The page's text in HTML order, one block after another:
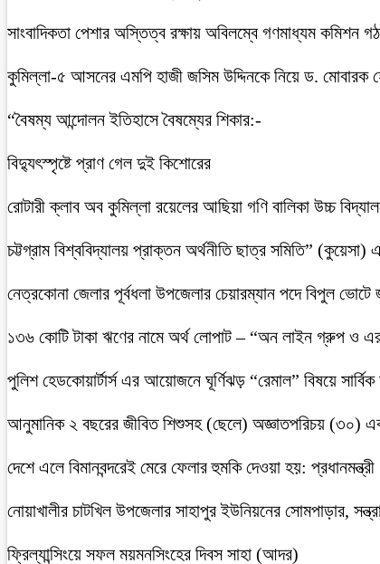
সাংবাদিকতা পেশার অস্তিত্ব রক্ষায় অবিলম্বে গণমাধ্যম কমিশন
কুমিল্লা-৫ আসনের এমপি হাজী জসিম উদ্দিনকে নিয়ে ড. মোবারক
“বৈষম্য আন্দোলন ইতিহাসে বৈষম্যের শিকার:-
বিদ্যুৎস্পৃষ্টে প্রাণ গেল দুই কিশোরের
রোটারী ক্লাব অব কুমিল্লা রয়েলের আছিয়া গণি বালিকা উচ্চ
চট্টগ্রাম বিশ্ববিদ্যালয় প্রাক্তন অর্থনীতি ছাত্র সমিতি”
নেত্রকোনা জেলার পূর্বধলা উপজেলার চেয়ারম্যান পদে বিপুল
১৩৬ কোটি টাকা ঋণের নামে অর্থ লোপাট – “অন লাইন গ্রুপ ও
পুলিশ হেডকোয়ার্টার্স এর আয়োজনে ঘূর্ণিঝড় “রেমাল” বিষয়ে
আনুমানিক ২ বছরের জীবিত শিশুসহ (ছেলে) অজ্ঞাতপরিচয় (৩০)
দেশে এলে বিমানবন্দরেই মেরে ফেলার হুমকি দেওয়া হয়: প্রধানমন্ত্রী
নোয়াখালীর চাটখিল উপজেলার সাহাপুর ইউনিয়নের সোমপাড়ার,
ফ্রিল্যান্সিংয়ে সফল ময়মনসিংহের দিবস সাহা (আদর)